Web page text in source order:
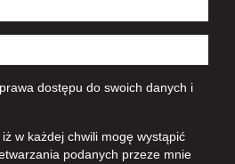
dostępu do swoich danych i
w każdej chwili mogę wystąpić
podanych przeze mnie